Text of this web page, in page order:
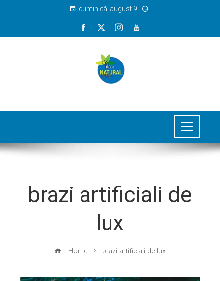
duminică, august 9
brazi artificiali de
lux
Home brazi artificiali de lux